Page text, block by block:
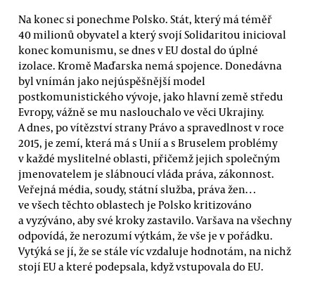
Na konec si ponechme Polsko. Stát, který má téměř
40 milionů obyvatel a který svojí Solidaritou inicioval
konec komunismu, se dnes v EU dostal do úplné
izolace. Kromě Maďarska nemá spojence. Donedávna
byl vnímán jako nejúspěšnější model
postkomunistického vývoje, jako hlavní země středu
Evropy, vážně se mu naslouchalo ve věci Ukrajiny.
A dnes, po vítězství strany Právo a spravedlnost v roce
2015, je zemí, která má s Unií a s Bruselem problémy
v každé myslitelné oblasti, přičemž jejich společným
jmenovatelem je slábnoucí vláda práva, zákonnost.
Veřejná média, soudy, státní služba, práva žen…
ve všech těchto oblastech je Polsko kritizováno
a vyzýváno, aby své kroky zastavilo. Varšava na všechny
odpovídá, že nerozumí výtkám, že vše je v pořádku.
Vytýká se jí, že se stále víc vzdaluje hodnotám, na nichž
stojí EU a které podepsala, když vstupovala do EU.